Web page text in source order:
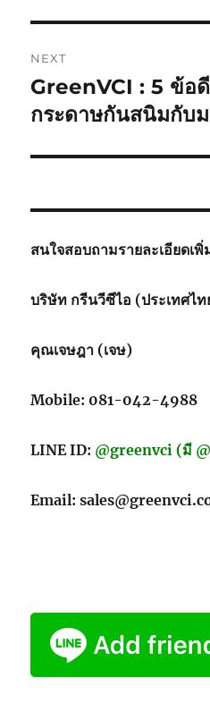
NEXT
Next
post:
GreenVCI : 5 ข้อ
กระดาษกันสนิมกับ
สนใจสอบถามรายละเอียดเพิ่
บริษัท กรีนวีซีไอ (ประเทศไ
คุณเจษฎา (เจษ)
Mobile: 081-042-4988
LINE ID: @greenvci (มี
Email: